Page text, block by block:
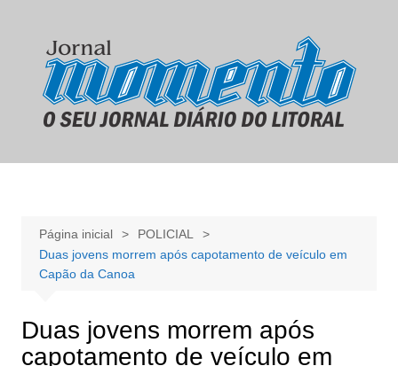
conteúdo
Página inicial
POLICIAL
Duas jovens morrem após capotamento de veículo em
Capão da Canoa
Duas jovens morrem após
capotamento de veículo em